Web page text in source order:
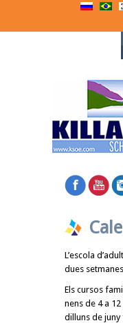
L’escola
dues
Els cursos
nens de 4 a 12
dilluns de juny